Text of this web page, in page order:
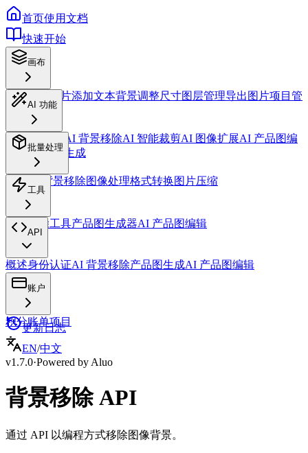
首页使用文档
快速开始
画布
概述 插入图片添加文本背景调整尺寸图层管理导出图片项目管
理
AI 功能
AI 设计助手 AI 背景移除AI 智能裁剪AI 图像扩展AI 产品图编
AI 产品图生成
批量处理
概述 AI 背景移除图像处理格式转换图片压缩
工具
背景移除工具产品图生成器AI 产品图编辑
API
概述身份认证AI 背景移除产品图生成AI 产品图编辑
账户
积分账单项目
更新日志
EN/中文
v1.7.0·Powered by Aluo
背景移除 API
通过 API 以编程方式移除图像背景。